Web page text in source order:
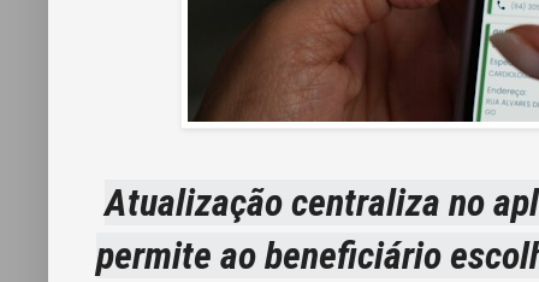
Atualização centraliza no
permite ao beneficiário